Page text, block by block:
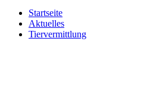
Startseite
Aktuelles
Tiervermittlung